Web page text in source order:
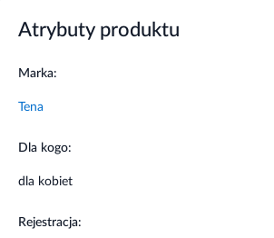
Ostrzeżenia i środki ostrożności
dolegliwości nie ustępują po 7 dniach należy
opakowaniu.
Nie zaleca się stosowania preparatu u dzieci.
niedostępnym dla dzieci.
Nie stosować u osób uczulonych na
Atrybuty produktu
Marka:
Tena
Dla kogo:
dla kobiet
Rejestracja: